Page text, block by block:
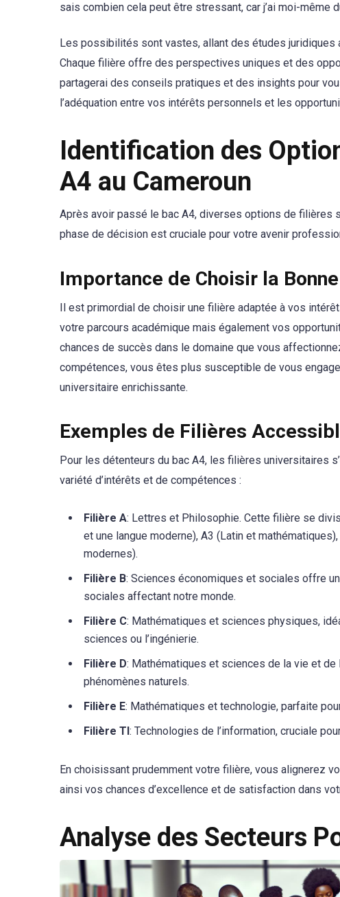
sais combien cela peut être stressant, car j’ai moi-même
Les possibilités sont vastes, allant des études juridiques
Chaque filière offre des perspectives uniques et des
partagerai des conseils pratiques et des insights pour
l’adéquation entre vos intérêts personnels et les
Identification des
A4 au Cameroun
Après avoir passé le bac A4, diverses options de filières
phase de décision est cruciale pour votre avenir
Importance de Choisir la
Il est primordial de choisir une filière adaptée à vos
votre parcours académique mais également vos
chances de succès dans le domaine que vous
compétences, vous êtes plus susceptible de vous
universitaire enrichissante.
Exemples de Filières
Pour les détenteurs du bac A4, les filières universitaires
variété d’intérêts et de compétences :
Filière A: Lettres et Philosophie. Cette filière se
et une langue moderne), A3 (Latin et
modernes).
Filière B: Sciences économiques et sociales offre
sociales affectant notre monde.
Filière C: Mathématiques et sciences physiques,
sciences ou l’ingénierie.
Filière D: Mathématiques et sciences de la vie et
phénomènes naturels.
Filière E: Mathématiques et technologie, parfaite
Filière TI: Technologies de l’information, cruciale
En choisissant prudemment votre filière, vous alignerez
ainsi vos chances d’excellence et de satisfaction dans
Analyse des Secteurs